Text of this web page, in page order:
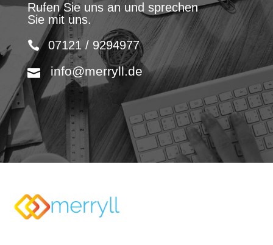
Rufen Sie uns an und sprechen
Sie mit uns.
07121 / 9294977
info@merryll.de